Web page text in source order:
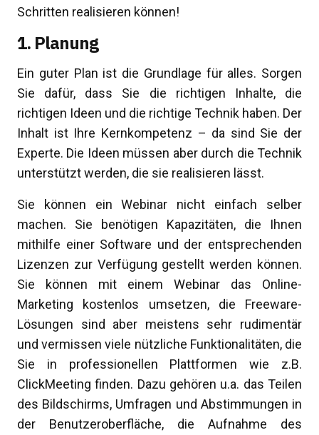
Schritten realisieren können!
1. Planung
Ein guter Plan ist die Grundlage für alles. Sorgen
Sie dafür, dass Sie die richtigen Inhalte, die
richtigen Ideen und die richtige Technik haben. Der
Inhalt ist Ihre Kernkompetenz – da sind Sie der
Experte. Die Ideen müssen aber durch die Technik
unterstützt werden, die sie realisieren lässt.
Sie können ein Webinar nicht einfach selber
machen. Sie benötigen Kapazitäten, die Ihnen
mithilfe einer Software und der entsprechenden
Lizenzen zur Verfügung gestellt werden können.
Sie können mit einem Webinar das Online-
Marketing kostenlos umsetzen, die Freeware-
Lösungen sind aber meistens sehr rudimentär
und vermissen viele nützliche Funktionalitäten, die
Sie in professionellen Plattformen wie z.B.
ClickMeeting finden. Dazu gehören u.a. das Teilen
des Bildschirms, Umfragen und Abstimmungen in
der Benutzeroberfläche, die Aufnahme des